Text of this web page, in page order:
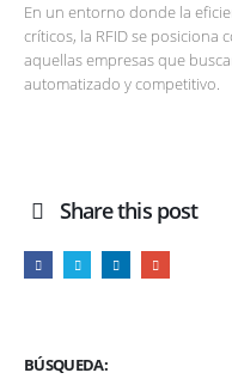
En un entorno donde la
críticos, la RFID se posiciona
aquellas empresas que
automatizado y competitivo.
Share this post
BÚSQUEDA: